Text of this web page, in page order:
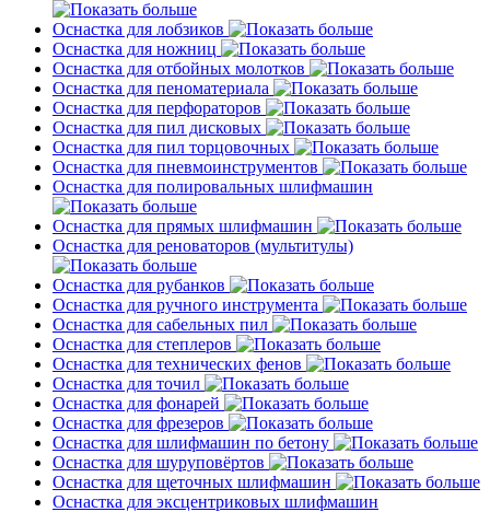
Оснастка для лобзиков
Оснастка для ножниц
Оснастка для отбойных молотков
Оснастка для пеноматериала
Оснастка для перфораторов
Оснастка для пил дисковых
Оснастка для пил торцовочных
Оснастка для пневмоинструментов
Оснастка для полировальных шлифмашин
Оснастка для прямых шлифмашин
Оснастка для реноваторов (мультитулы)
Оснастка для рубанков
Оснастка для ручного инструмента
Оснастка для сабельных пил
Оснастка для степлеров
Оснастка для технических фенов
Оснастка для точил
Оснастка для фонарей
Оснастка для фрезеров
Оснастка для шлифмашин по бетону
Оснастка для шуруповёртов
Оснастка для щеточных шлифмашин
Оснастка для эксцентриковых шлифмашин